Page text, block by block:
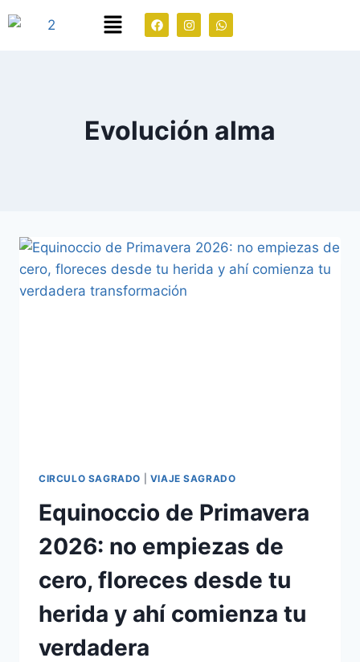
Evolución alma
CIRCULO SAGRADO VIAJE SAGRADO
Equinoccio de Primavera
2026: no empiezas de
cero, floreces desde tu
herida y ahí comienza tu
verdadera